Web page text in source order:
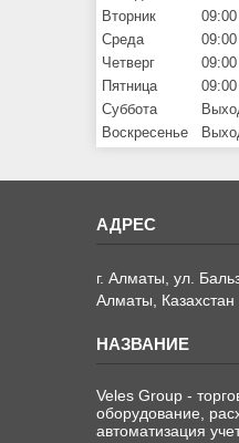
Вторник
09:00
Среда
09:00
Четверг
09:00
Пятница
09:00
Суббота
Воскресенье
г. Алматы, ул.
Алматы, Казахстан
Veles Group -
оборудование,
автоматизация